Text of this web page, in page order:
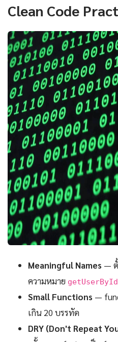
Clean Code
Meaningful Names —
ความหมาย
Small Functions —
เกิน 20 บรรทัด
DRY (Don't Repeat